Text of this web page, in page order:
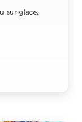
sur glace,